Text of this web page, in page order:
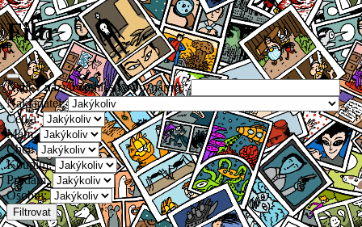
Filtr
Najít v názvu comicsu a poznámce:
Nakladatel:
Četl/a:
Mám:
Chci:
Koupím:
Prodám:
Osobní:
Filtrovat